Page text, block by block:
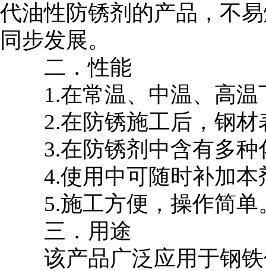
代油性防锈剂的产品，不
同步发展。
二．性能
1.在常温、中温、高温
2.在防锈施工后，钢材
3.在防锈剂中含有多种
4.使用中可随时补加本
5.施工方便，操作简单
三．用途
该产品广泛应用于钢铁